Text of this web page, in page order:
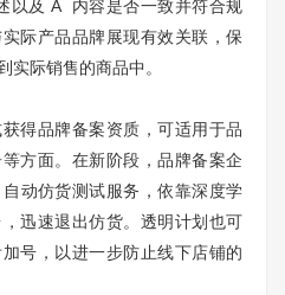
以及 A 内容是否一致并符合规
际产品品牌展现有效关联，保
实际销售的商品中。
品牌备案资质，可适用于品
方面。在新阶段，品牌备案企
动仿货测试服务，依靠深度学
迅速退出仿货。透明计划也可
号，以进一步防止线下店铺的